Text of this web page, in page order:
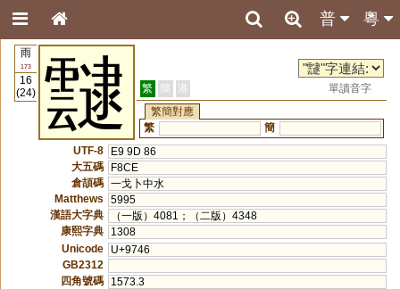
粵
普
雨
173
16
(24)
靆 繁 簡 港
單讀音字
繁簡對應
繁
簡
UTF-8
E9 9D 86
大五碼
F8CE
倉頡碼 一戈卜中水
Matthews
5995
漢語大字典
（一版）4081；（二版）4348
康熙字典
1308
Unicode
U+9746
GB2312
四角號碼
1573.3